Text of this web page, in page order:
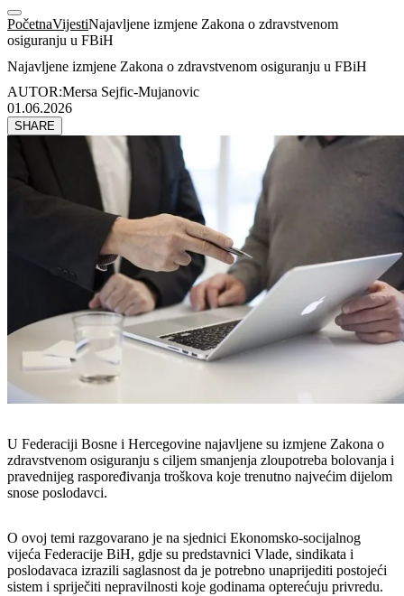
PočetnaVijestiNajavljene izmjene Zakona o zdravstvenom
osiguranju u FBiH
Najavljene izmjene Zakona o zdravstvenom osiguranju u FBiH
AUTOR:Mersa Sejfic-Mujanovic
01.06.2026
SHARE
U Federaciji Bosne i Hercegovine najavljene su izmjene Zakona o
zdravstvenom osiguranju s ciljem smanjenja zloupotreba bolovanja i
pravednijeg raspoređivanja troškova koje trenutno najvećim dijelom
snose poslodavci.
O ovoj temi razgovarano je na sjednici Ekonomsko-socijalnog
vijeća Federacije BiH, gdje su predstavnici Vlade, sindikata i
poslodavaca izrazili saglasnost da je potrebno unaprijediti postojeći
sistem i spriječiti nepravilnosti koje godinama opterećuju privredu.